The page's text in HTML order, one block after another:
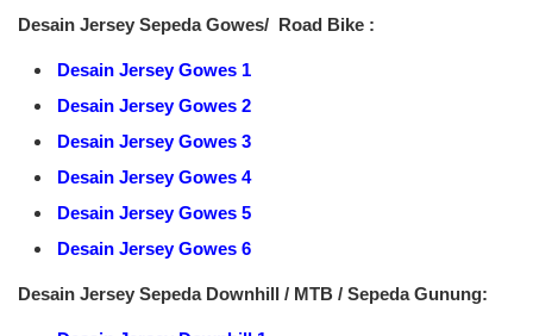
Desain Jersey Sepeda Gowes/ Road Bike :
Desain Jersey Gowes 1
Desain Jersey Gowes 2
Desain Jersey Gowes 3
Desain Jersey Gowes 4
Desain Jersey Gowes 5
Desain Jersey Gowes 6
Desain Jersey Sepeda Downhill / MTB / Sepeda Gunung: